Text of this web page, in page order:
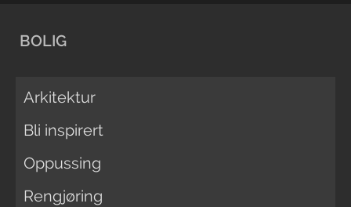
BOLIG
Arkitektur
Bli inspirert
Oppussing
Rengjøring